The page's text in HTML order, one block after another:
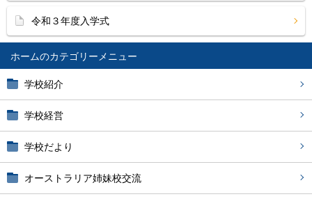
ホーム
学校紹介
学校経営
学校だより
オーストラリア姉妹校交流
令和３年度入学式